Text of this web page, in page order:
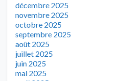
décembre 2025
novembre 2025
octobre 2025
septembre 2025
août 2025
juillet 2025
juin 2025
mai 2025